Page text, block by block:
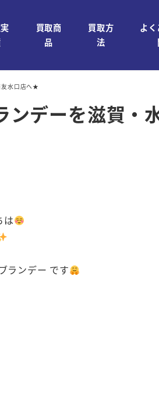
買取商
品
買取方
法
よ
友水口店へ★
デーを滋賀・
は
ランデー です